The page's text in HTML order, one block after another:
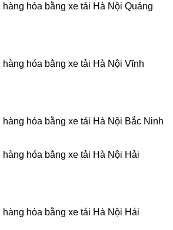
hóa bằng xe tải Hà Nội Quảng
hàng hóa bằng xe tải Hà Nội Vĩnh
hàng hóa bằng xe tải Hà Nội Bắc Ninh
hàng hóa bằng xe tải Hà Nội Hải
hàng hóa bằng xe tải Hà Nội Hải